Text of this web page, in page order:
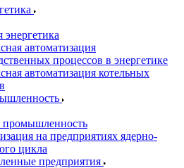
энергетика
автоматизация
процессов в энергетике
автоматизация котельных
промышленность
на предприятиях ядерно-
цикла
предприятия